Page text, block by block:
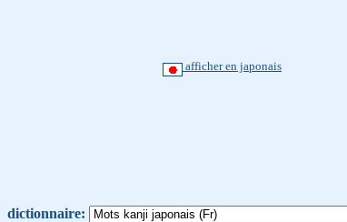
afficher en japonais
dictionnaire: